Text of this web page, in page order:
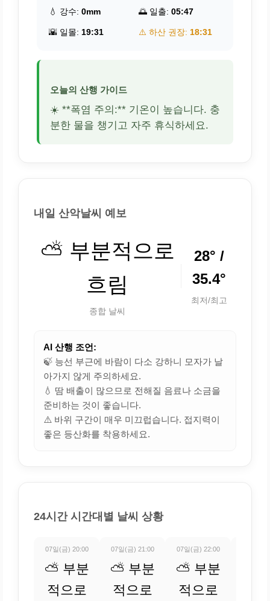
💧 강수: 0mm 🌅 일출: 05:47
🌇 일몰: 19:31 ⚠️ 하산 권장: 18:31
오늘의 산행 가이드
☀️ **폭염 주의:** 기온이 높습니다. 충
분한 물을 챙기고 자주 휴식하세요.
내일 산악날씨 예보
⛅ 부분적으로
흐림
종합 날씨
28° /
35.4°
최저/최고
AI 산행 조언:
🍃 능선 부근에 바람이 다소 강하니 모자가 날
아가지 않게 주의하세요.
💧 땀 배출이 많으므로 전해질 음료나 소금을
준비하는 것이 좋습니다.
⚠️ 바위 구간이 매우 미끄럽습니다. 접지력이
좋은 등산화를 착용하세요.
24시간 시간대별 날씨 상황
07일(금) 20:00
⛅ 부분
적으로
07일(금) 21:00
⛅ 부분
적으로
07일(금) 22:00
⛅ 부분
적으로